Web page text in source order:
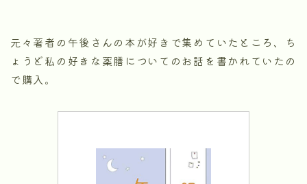
元々著者の午後さんの本が好きで集めていたところ、ち
ょうど私の好きな薬膳についてのお話を書かれていたの
で購入。